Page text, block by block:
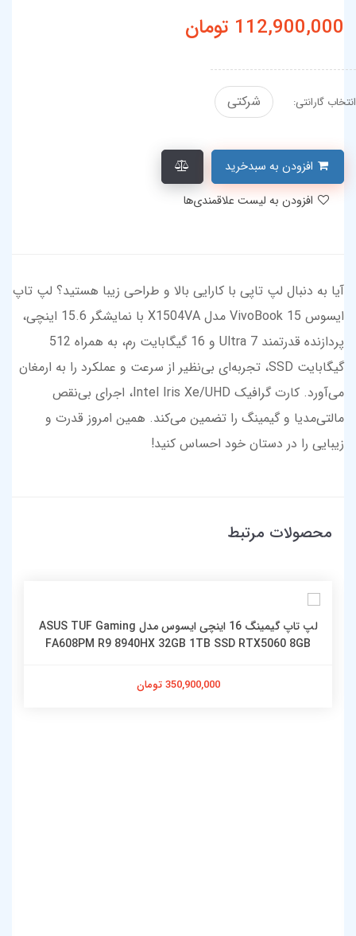
112,900,000 تومان
انتخاب گارانتی: شرکتی
آیا به دنبال لپ تاپی با کارایی بالا و طراحی زیبا هستید؟ لپ تاپ
ایسوس VivoBook 15 مدل X1504VA با نمایشگر 15.6 اینچی،
پردازنده قدرتمند Ultra 7 و 16 گیگابایت رم، به همراه 512
گیگابایت SSD، تجربه‌ای بی‌نظیر از سرعت و عملکرد را به ارمغان
می‌آورد. کارت گرافیک Intel Iris Xe/UHD، اجرای بی‌نقص
مالتی‌مدیا و گیمینگ را تضمین می‌کند. همین امروز قدرت و
زیبایی را در دستان خود احساس کنید!
محصولات مرتبط
لپ تاپ گیمینگ 16 اینچی ایسوس مدل ASUS TUF Gaming
FA608PM R9 8940HX 32GB 1TB SSD RTX5060 8GB
350,900,000 تومان